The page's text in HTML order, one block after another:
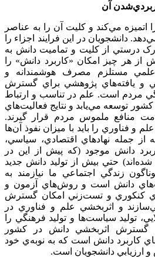
آن
اتميزه مي‌کند و کليت آن را به عناصر
دانشجويان در اين فرايند اجزاء را
درستي از کليت و تماميت دانش به
از هر چيز امکان «کاربرد دانش» را
مستلزم مصرف هوشمندانه و
و يافته‌هاي پژوهشي براي گسترش
مردم است. علم در تناسب و ارتباط
کشور توسعه مي‌يابد و نتايج فعاليت‌هاي
منافع ملموس مردم قرار گيرند.
علم و فناوري را بايد با ميزان نفوذ آن‌ها
جمله نهادهاي اقتصادي، سياسي،
دانش موجود (که پيش از اين در
حتي بيش از توليد دانش جديد
زندگي اجتماعي ما نيازمند به
دانش است و روش‌هاي آزمون و
کنکوري و تست‌زني امکان گسترش
و اثربخشي علم و فناوري در
توليد سياست‌ها و توليد فرهنگي را
اثربخشي دانش در كشور
دانش است که به نوبه‌ي خود
ارزيابي دانشجويان است.